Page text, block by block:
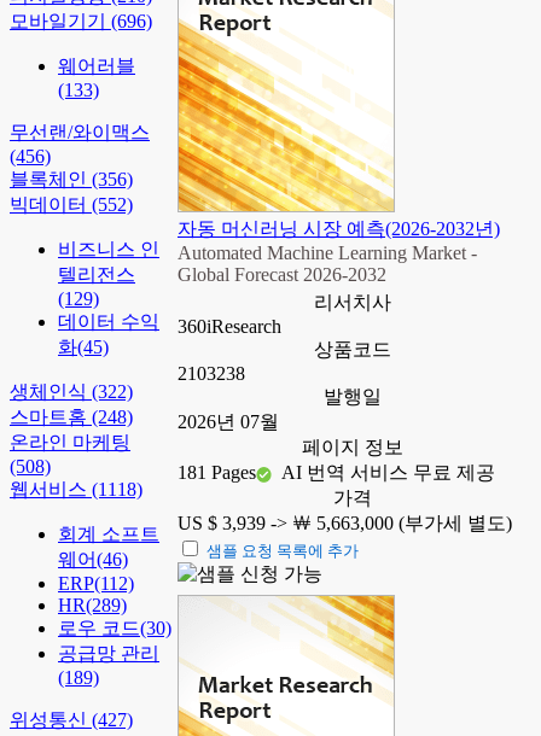
모바일기기 (696)
웨어러블
(133)
무선랜/와이맥스
(456)
블록체인 (356)
빅데이터 (552)
비즈니스 인
텔리전스
(129)
데이터 수익
화(45)
생체인식 (322)
스마트홈 (248)
온라인 마케팅
(508)
웹서비스 (1118)
회계 소프트
웨어(46)
ERP(112)
HR(289)
로우 코드(30)
공급망 관리
(189)
위성통신 (427)
자동 머신러닝 시장 예측(2026-2032년)
Automated Machine Learning Market -
Global Forecast 2026-2032
리서치사
360iResearch
상품코드
2103238
발행일
2026년 07월
페이지 정보
181 Pages
AI 번역 서비스 무료 제공
가격
US $ 3,939 -> ￦ 5,663,000 (부가세 별도)
샘플 요청 목록에 추가